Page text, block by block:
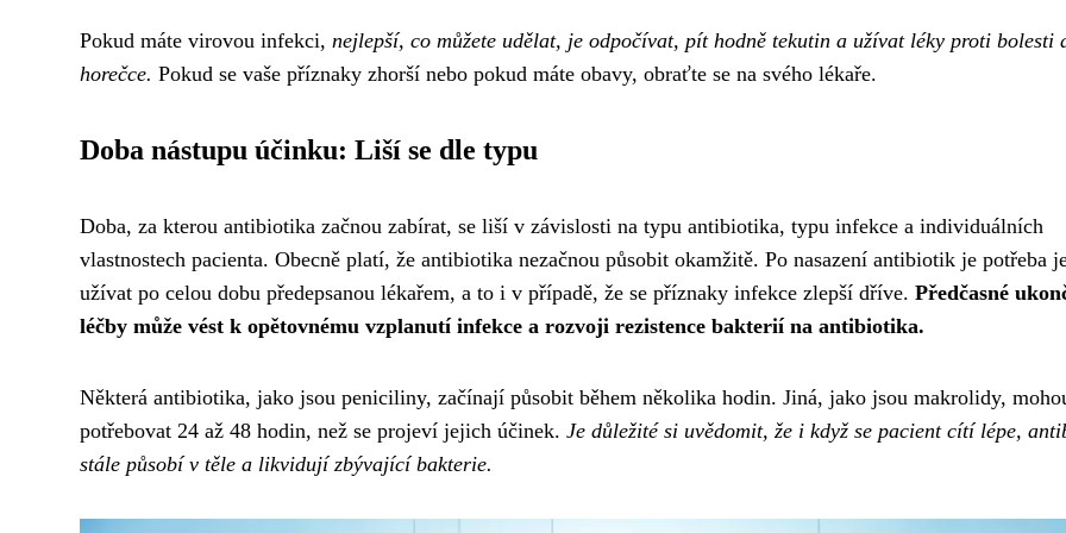
Pokud máte virovou infekci, nejlepší, co můžete udělat, je odpočívat, pít hodně tekutin a užívat léky proti bolesti
horečce. Pokud se vaše příznaky zhorší nebo pokud máte obavy, obraťte se na svého lékaře.
Doba nástupu účinku: Liší se dle typu
Doba, za kterou antibiotika začnou zabírat, se liší v závislosti na typu antibiotika, typu infekce a individuálních
vlastnostech pacienta. Obecně platí, že antibiotika nezačnou působit okamžitě. Po nasazení antibiotik je potřeba
užívat po celou dobu předepsanou lékařem, a to i v případě, že se příznaky infekce zlepší dříve. Předčasné
léčby může vést k opětovnému vzplanutí infekce a rozvoji rezistence bakterií na antibiotika.
Některá antibiotika, jako jsou peniciliny, začínají působit během několika hodin. Jiná, jako jsou makrolidy,
potřebovat 24 až 48 hodin, než se projeví jejich účinek. Je důležité si uvědomit, že i když se pacient cítí lépe,
stále působí v těle a likvidují zbývající bakterie.